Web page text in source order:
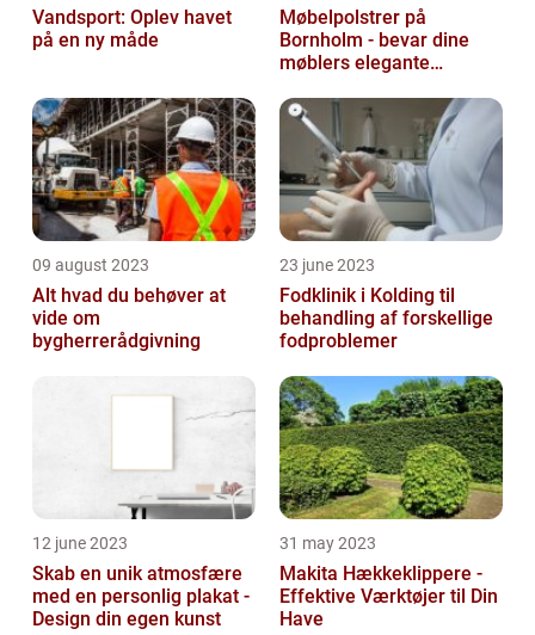
Vandsport: Oplev havet
på en ny måde
Møbelpolstrer på
Bornholm - bevar dine
møblers elegante
09 august 2023
Alt hvad du behøver at
vide om
bygherrerådgivning
23 june 2023
Fodklinik i Kolding til
behandling af forskellige
fodproblemer
12 june 2023
Skab en unik atmosfære
med en personlig plakat -
Design din egen kunst
31 may 2023
Makita Hækkeklippere -
Effektive Værktøjer til Din
Have